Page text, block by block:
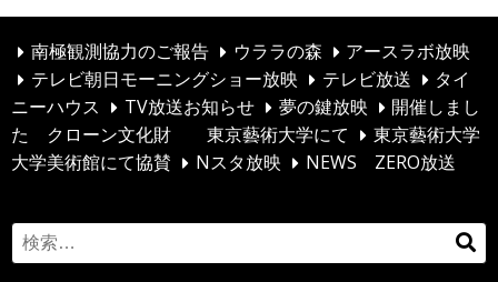
ナ
ビ
ゲ
ー
シ
ン
南極観測協力のご報告 ウララの森
アースラボ放映
テレビ朝日モーニングショー放映
テレビ放送
タイ
ニーハウス
TV放送お知らせ 夢の鍵放映
開催しまし
た クローン文化財 東京藝術大学にて
東京藝術大学
大学美術館にて協賛
Nスタ放映 NEWS ZERO放送
S
e
検